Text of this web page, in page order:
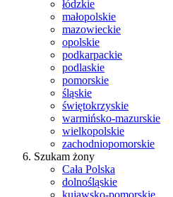
łódzkie
małopolskie
mazowieckie
opolskie
podkarpackie
podlaskie
pomorskie
śląskie
świętokrzyskie
warmińsko-mazurskie
wielkopolskie
zachodniopomorskie
Szukam żony
Cała Polska
dolnośląskie
kujawsko-pomorskie